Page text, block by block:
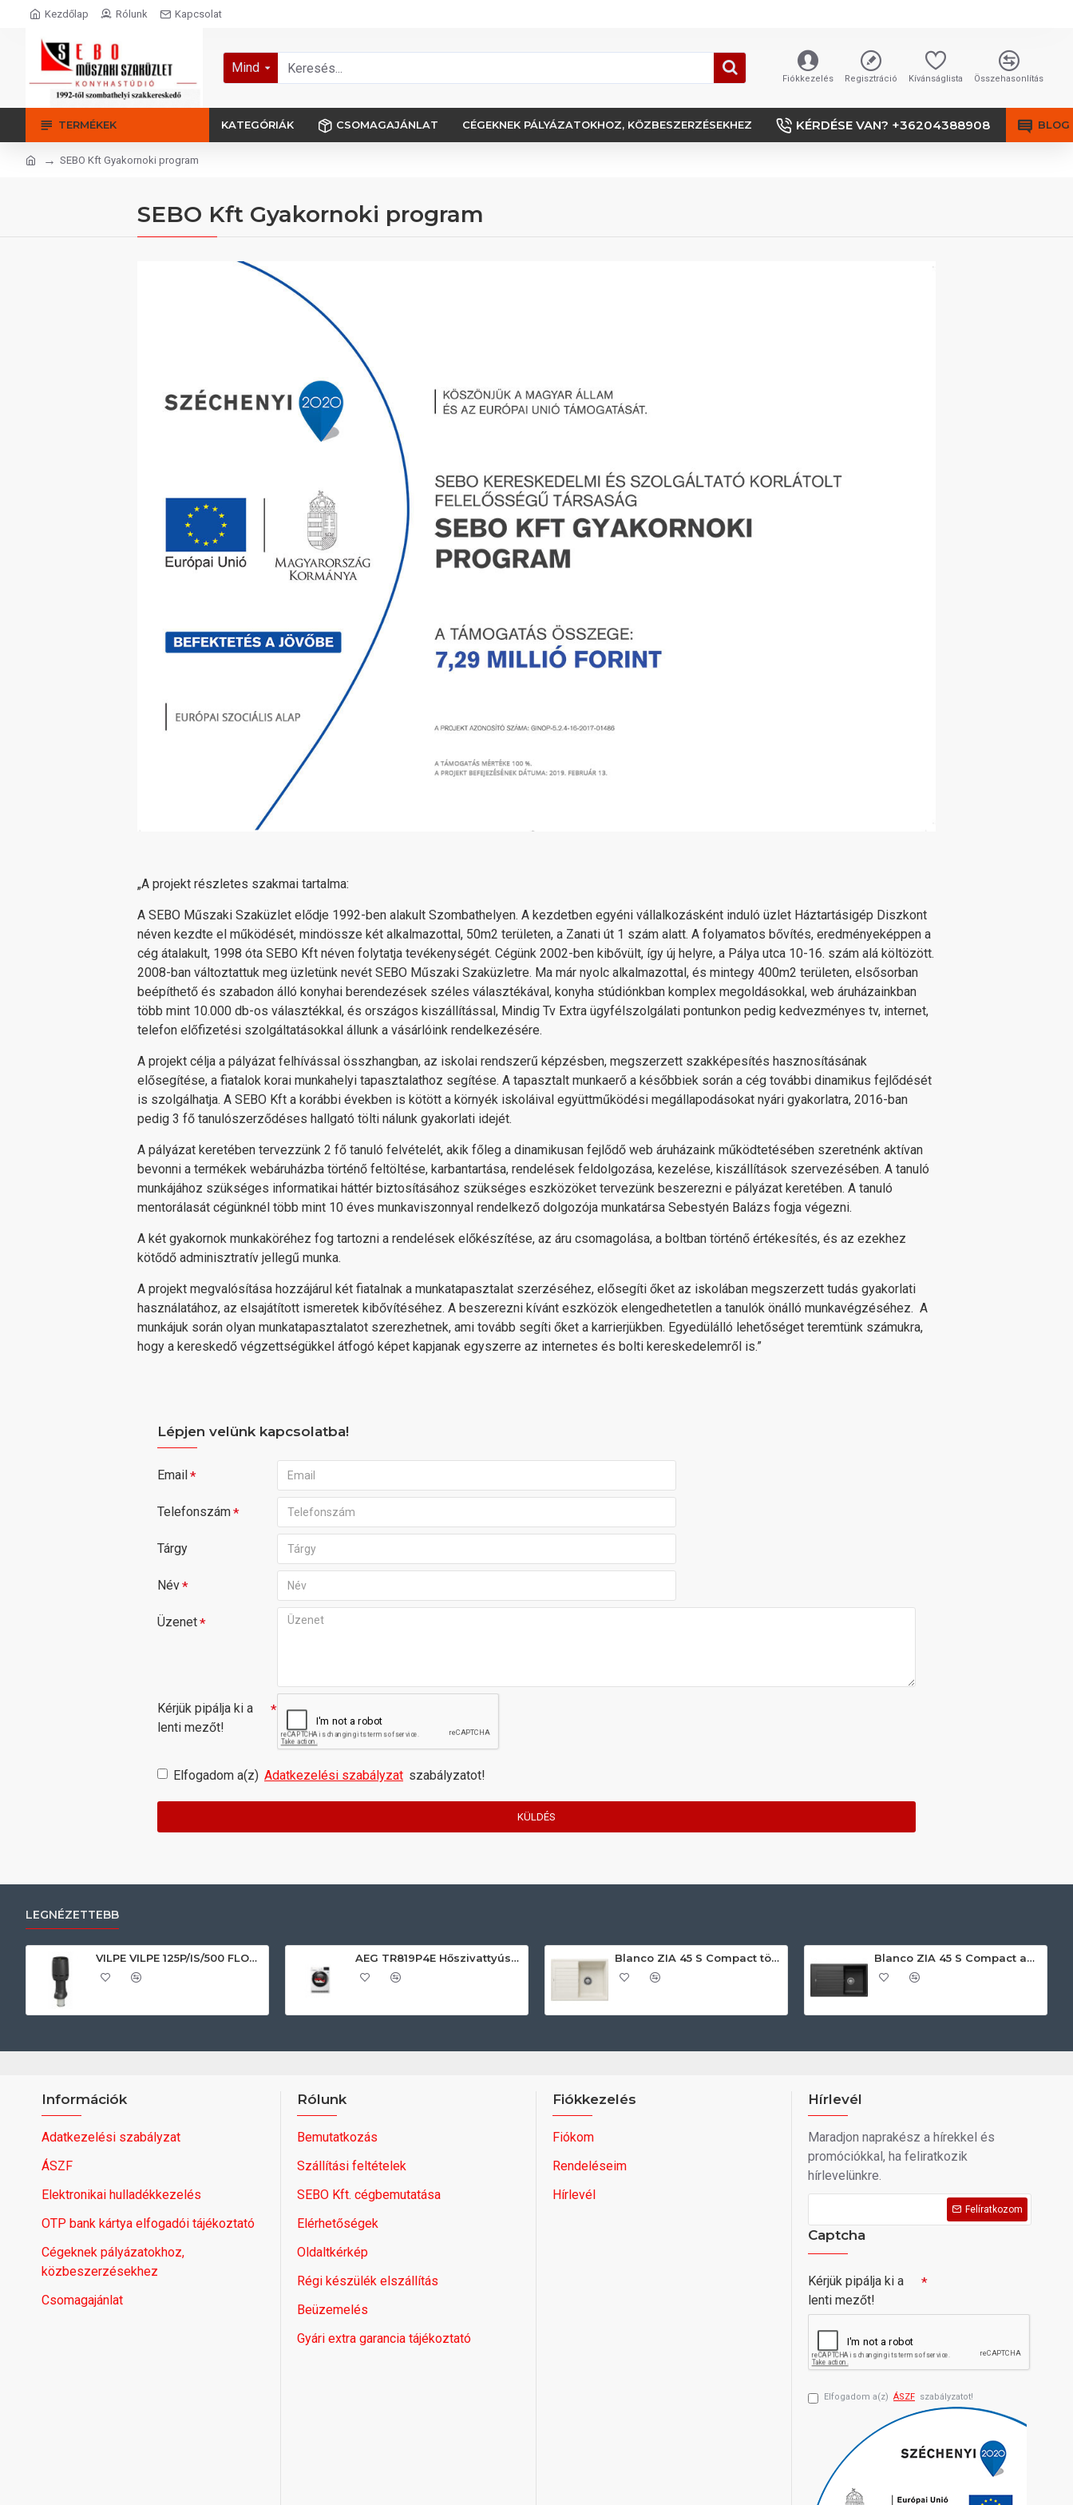
Kezdőlap Rólunk Kapcsolat
Mind
Fiókkezelés Regisztráció Kívánságlista Összehasonlítás
TERMÉKEK KATEGÓRIÁK CSOMAGAJÁNLAT CÉGEKNEK PÁLYÁZATOKHOZ, KÖZBESZERZÉSEKHEZ KÉRDÉSE VAN? +36204388908 BLOG
SEBO Kft Gyakornoki program
SEBO Kft Gyakornoki program
„A projekt részletes szakmai tartalma:
A SEBO Műszaki Szaküzlet elődje 1992-ben alakult Szombathelyen. A kezdetben egyéni vállalkozásként induló üzlet Háztartásigép Diszkont
néven kezdte el működését, mindössze két alkalmazottal, 50m2 területen, a Zanati út 1 szám alatt. A folyamatos bővítés, eredményeképpen a
cég átalakult, 1998 óta SEBO Kft néven folytatja tevékenységét. Cégünk 2002-ben kibővült, így új helyre, a Pálya utca 10-16. szám alá költözött.
2008-ban változtattuk meg üzletünk nevét SEBO Műszaki Szaküzletre. Ma már nyolc alkalmazottal, és mintegy 400m2 területen, elsősorban
beépíthető és szabadon álló konyhai berendezések széles választékával, konyha stúdiónkban komplex megoldásokkal, web áruházainkban
több mint 10.000 db-os választékkal, és országos kiszállítással, Mindig Tv Extra ügyfélszolgálati pontunkon pedig kedvezményes tv, internet,
telefon előfizetési szolgáltatásokkal állunk a vásárlóink rendelkezésére.
A projekt célja a pályázat felhívással összhangban, az iskolai rendszerű képzésben, megszerzett szakképesítés hasznosításának
elősegítése, a fiatalok korai munkahelyi tapasztalathoz segítése. A tapasztalt munkaerő a későbbiek során a cég további dinamikus fejlődését
is szolgálhatja. A SEBO Kft a korábbi években is kötött a környék iskoláival együttműködési megállapodásokat nyári gyakorlatra, 2016-ban
pedig 3 fő tanulószerződéses hallgató tölti nálunk gyakorlati idejét.
A pályázat keretében tervezzünk 2 fő tanuló felvételét, akik főleg a dinamikusan fejlődő web áruházaink működtetésében szeretnénk aktívan
bevonni a termékek webáruházba történő feltöltése, karbantartása, rendelések feldolgozása, kezelése, kiszállítások szervezésében. A tanuló
munkájához szükséges informatikai háttér biztosításához szükséges eszközöket tervezünk beszerezni e pályázat keretében. A tanuló
mentorálasát cégünknél több mint 10 éves munkaviszonnyal rendelkező dolgozója munkatársa Sebestyén Balázs fogja végezni.
A két gyakornok munkaköréhez fog tartozni a rendelések előkészítése, az áru csomagolása, a boltban történő értékesítés, és az ezekhez
kötődő adminisztratív jellegű munka.
A projekt megvalósítása hozzájárul két fiatalnak a munkatapasztalat szerzéséhez, elősegíti őket az iskolában megszerzett tudás gyakorlati
használatához, az elsajátított ismeretek kibővítéséhez. A beszerezni kívánt eszközök elengedhetetlen a tanulók önálló munkavégzéséhez. A
munkájuk során olyan munkatapasztalatot szerezhetnek, ami tovább segíti őket a karrierjükben. Egyedülálló lehetőséget teremtünk számukra,
hogy a kereskedő végzettségükkel átfogó képet kapjanak egyszerre az internetes és bolti kereskedelemről is.”
Lépjen velünk kapcsolatba!
Email
Telefonszám
Tárgy
Név
Üzenet
Kérjük pipálja ki a
lenti mezőt!
Elfogadom a(z) Adatkezelési szabályzat szabályzatot!
KÜLDÉS
LEGNÉZETTEBB
VILPE VILPE 125P/IS/500 FLOW tetőszellőző, fekete Szellőztető ventilátor tartozékok AEG TR819P4E Hőszivattyús szárítógép Blanco ZIA 45 S Compact törtfehér exc.n. 527197 Gránit mosogatótálca Blanco ZIA 45 S Compact antracit exc.n 524721 Gránit mosogatótálca
Információk
Adatkezelési szabályzat
ÁSZF
Elektronikai hulladékkezelés
OTP bank kártya elfogadói tájékoztató
Cégeknek pályázatokhoz,
közbeszerzésekhez
Csomagajánlat
Rólunk
Bemutatkozás
Szállítási feltételek
SEBO Kft. cégbemutatása
Elérhetőségek
Oldaltkérkép
Régi készülék elszállítás
Beüzemelés
Gyári extra garancia tájékoztató
Fiókkezelés
Fiókom
Rendeléseim
Hírlevél
Hírlevél
Maradjon naprakész a hírekkel és
promóciókkal, ha feliratkozik
hírlevelünkre.
Felíratkozom
Captcha
Kérjük pipálja ki a
lenti mezőt!
Elfogadom a(z) ÁSZF szabályzatot!